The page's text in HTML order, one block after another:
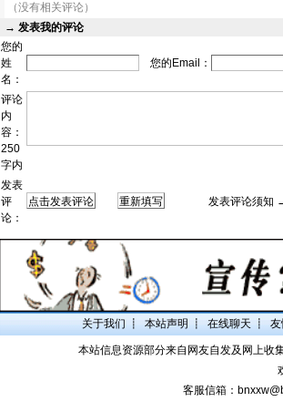
（没有相关评论）
→ 发表我的评论
您的
姓
名：
您的Email：
评论
内
容：
250
字内
发表
评
论：
发表评论须知
关于我们 ┋ 本站声明 ┋ 在线聊天 ┋ 友
本站信息资源部分来自网友自发及网上收
客服信箱：